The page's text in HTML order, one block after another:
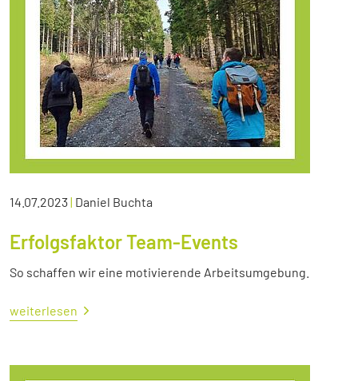
14.07.2023| Daniel Buchta
Erfolgsfaktor Team-Events
So schaffen wir eine motivierende Arbeitsumgebung.
weiterlesen